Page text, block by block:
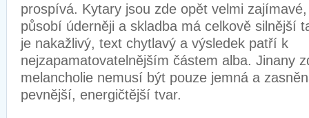
prospívá. Kytary jsou zde opět velmi
působí úderněji a skladba má celkově silnější
je nakažlivý, text chytlavý a výsledek patří k
nejzapamatovatelnějším částem alba. Jinany
melancholie nemusí být pouze jemná a
pevnější, energičtější tvar.